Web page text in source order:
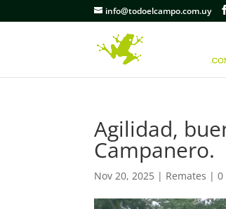
info@todoelcampo.com.uy
Agilidad,
Campanero.
Nov 20, 2025 | Remates |0